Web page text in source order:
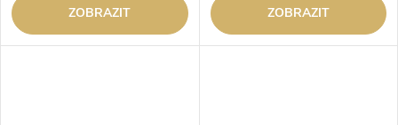
ZOBRAZIT ZOBRAZIT